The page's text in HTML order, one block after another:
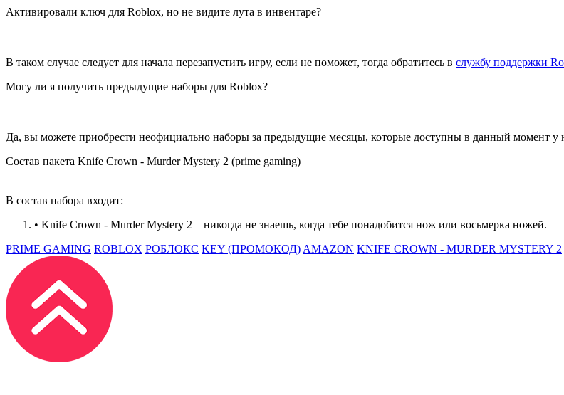
Активировали ключ для Roblox, но не видите лута в инвентаре?
В таком случае следует для начала перезапустить игру, если не поможет, тогда обратитесь в службу поддержки
Могу ли я получить предыдущие наборы для Roblox?
Да, вы можете приобрести неофициально наборы за предыдущие месяцы, которые доступны в данный момент у
Состав пакета Knife Crown - Murder Mystery 2 (prime gaming)
В состав набора входит:
• Knife Crown - Murder Mystery 2 – никогда не знаешь, когда тебе понадобится нож или восьмерка ножей.
PRIME GAMING ROBLOX РОБЛОКС KEY (ПРОМОКОД) AMAZON KNIFE CROWN - MURDER MYSTERY 2